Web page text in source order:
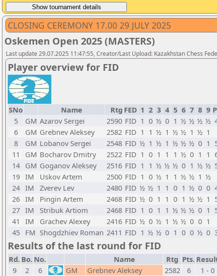
CLOSING CEREMONY 17.00 29 JULY 2025
Oskemen Open 2025 (MASTERS)
Last update 29.07.2025 11:47:55, Creator/Last Upload: Kazakhstan Chess
Player overview for FID
SNo Name Rtg FED 1 2 3 4 5 6 7 8 9
5
GM Azarov Sergei 2590 FID 1 0 ½ 0 1 ½ ½ ½ ½
6
GM Grebnev Aleksey 2582 FID 1 1 ½ 1 ½ ½ 1 ½ 1
8
GM Lobanov Sergei 2548 FID ½ 1 ½ 1 ½ ½ ½ 0 1
11
GM Bocharov Dmitry 2522 FID 1 0 1 1 1 ½ 0 1 1
14 GM Goganov Aleksey 2516 FID 1 1 ½ ½ ½ 0 1 ½ ½
19 IM Uskov Artem 2500 FID 1 0 ½ 1 1 ½ ½ 1 ½
24 IM Zverev Lev 2480 FID ½ ½ 1 1 0 1 ½ 0 0
26 IM Pingin Artem 2468 FID ½ 0 1 1 0 1 ½ ½ 1
27 IM Stribuk Artiom 2468 FID 1 0 1 1 ½ ½ ½ 0 1
41
IM Grachev Alexey 2416 FID ½ 0 ½ 1 ½ ½ 0 0 1
45 FM Shogdzhiev Roman 2411 FID 1 ½ ½ 0 1 0 0 ½ 0
Results of the last round for FID
Rd. Bo. No. Name Rtg Pts.
9
2 6 GM Grebnev Aleksey 2582 6
1 - 0